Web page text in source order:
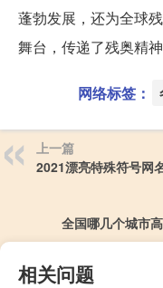
蓬勃发展，还为全球
舞台，传递了残奥精神
网络标签：
上一篇
2021漂亮特殊符号网
全国哪几个城市
相关问题